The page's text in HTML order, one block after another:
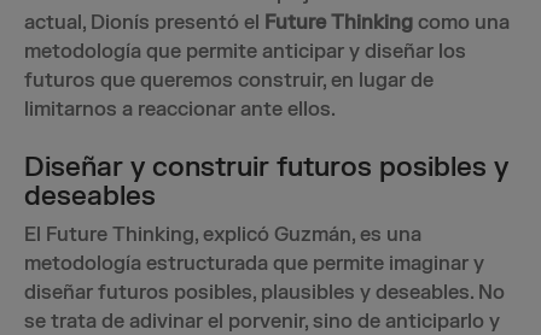
actual, Dionís presentó el Future Thinking como una
metodología que permite anticipar y diseñar los
futuros que queremos construir, en lugar de
limitarnos a reaccionar ante ellos.
Diseñar y construir futuros posibles y
deseables
El Future Thinking, explicó Guzmán, es una
metodología estructurada que permite imaginar y
diseñar futuros posibles, plausibles y deseables. No
se trata de adivinar el porvenir, sino de anticiparlo y